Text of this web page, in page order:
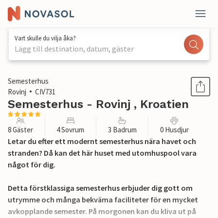
Vart skulle du vilja åka?
Lägg till destination, datum, gäster
1 / 37
Semesterhus
Rovinj
CIV731
Semesterhus - Rovinj , Kroatien
8 Gäster 4 Sovrum 3 Badrum 0 Husdjur
Letar du efter ett modernt semesterhus nära havet och
stranden? Då kan det här huset med utomhuspool vara
något för dig.
Detta förstklassiga semesterhus erbjuder dig gott om
utrymme och många bekväma faciliteter för en mycket
avkopplande semester. På morgonen kan du kliva ut på